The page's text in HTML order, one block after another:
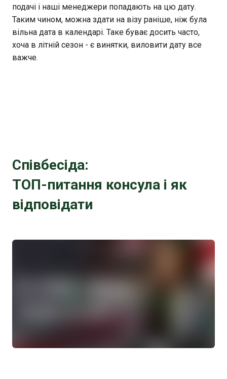
подачі і наші менеджери попадають на цю дату.
Таким чином, можна здати на візу раніше, ніж була
вільна дата в календарі. Таке буває досить часто,
хоча в літній сезон - є винятки, виловити дату все
важче.
Співбесіда:
ТОП-питання консула і як
відповідати